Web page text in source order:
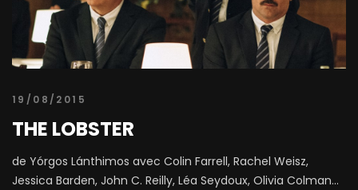
19/08/2015
THE LOBSTER
de Yórgos Lánthimos avec Colin Farrell, Rachel Weisz,
Jessica Barden, John C. Reilly, Léa Seydoux, Olivia Colman...